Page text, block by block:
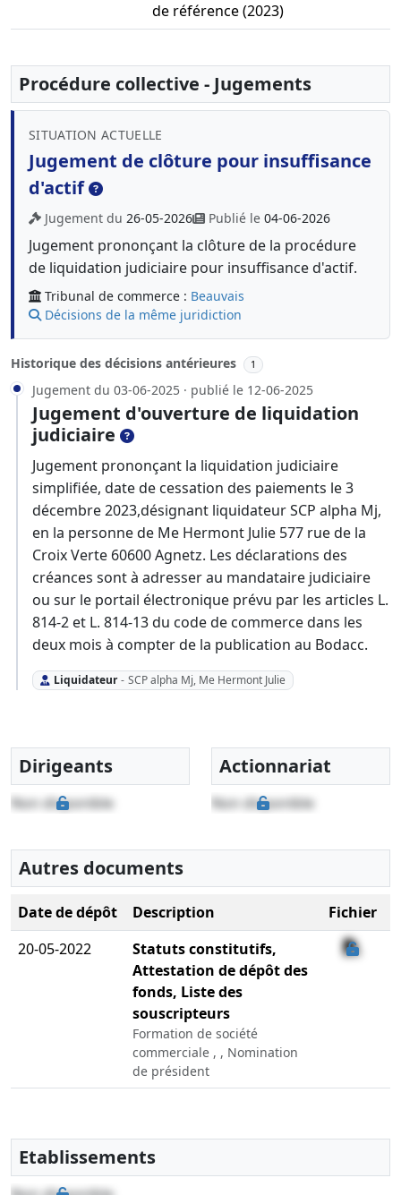
de référence (2023)
Procédure collective - Jugements
SITUATION ACTUELLE
Jugement de clôture pour insuffisance
d'actif
Jugement du 26-05-2026 Publié le 04-06-2026
Jugement prononçant la clôture de la procédure
de liquidation judiciaire pour insuffisance d'actif.
Tribunal de commerce : Beauvais
Décisions de la même juridiction
Historique des décisions antérieures 1
Jugement du 03-06-2025 · publié le 12-06-2025
Jugement d'ouverture de liquidation
judiciaire
Jugement prononçant la liquidation judiciaire
simplifiée, date de cessation des paiements le 3
décembre 2023,désignant liquidateur SCP alpha Mj,
en la personne de Me Hermont Julie 577 rue de la
Croix Verte 60600 Agnetz. Les déclarations des
créances sont à adresser au mandataire judiciaire
ou sur le portail électronique prévu par les articles L.
814-2 et L. 814-13 du code de commerce dans les
deux mois à compter de la publication au Bodacc.
Liquidateur - SCP alpha Mj, Me Hermont Julie
Dirigeants
Non disponible
Actionnariat
Non disponible
Autres documents
Date de dépôt Description
Fichier
20-05-2022
Statuts constitutifs,
Attestation de dépôt des
fonds, Liste des
souscripteurs
Formation de société
commerciale , , Nomination
de président
Etablissements